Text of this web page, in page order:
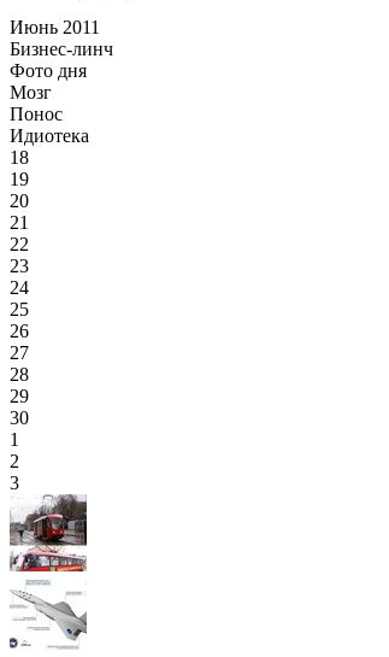
Июнь 2011
Бизнес-линч
Фото дня
Мозг
Понос
Идиотека
18
19
20
21
22
23
24
25
26
27
28
29
30
1
2
3